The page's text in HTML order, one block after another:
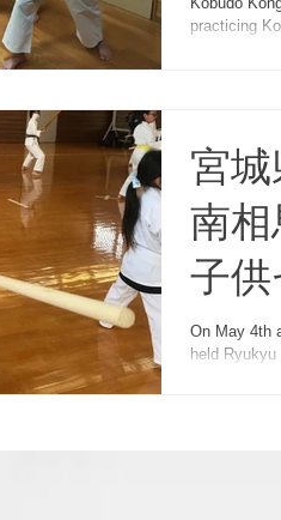
生
practicing
宮
南
子
On May 4th
held Ryukyu